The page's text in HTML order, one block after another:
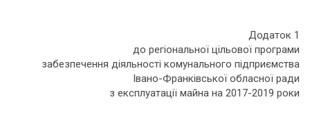
Додаток 1
до регіональної цільової програми
забезпечення діяльності комунального підприємства
Івано-Франківської обласної ради
з експлуатації майна на 2017-2019 роки